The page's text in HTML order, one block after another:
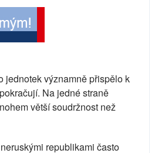
jednotek významně přispělo k
Na jedné straně
větší soudržnost než
republikami často